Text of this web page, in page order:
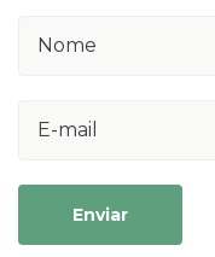
Enviar